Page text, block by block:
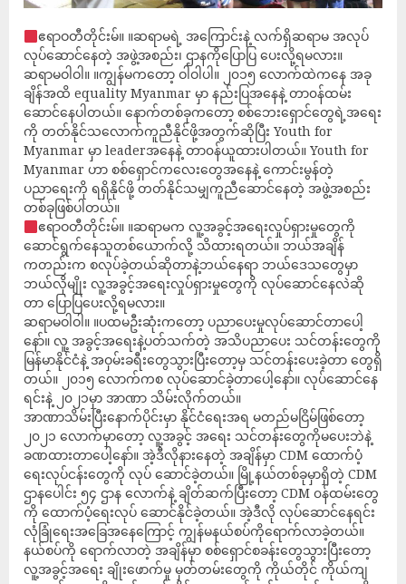
ဧရာဝတီတိုင်းမ်။ ။ဆရာမရဲ့ အကြောင်းနဲ့ လက်ရှိဆရာမ အလုပ်
လုပ်ဆောင်နေတဲ့ အဖွဲ့အစည်း၊ ဌာနကိုပြောပြ ပေးလို့ရမလား။
ဆရာမဝါဝါ။ ။ကျွန်မကတော့ ဝါဝါပါ။ ၂၀၁၅ လောက်ထဲကနေ အခု
ချိန်အထိ equality Myanmar မှာ နည်းပြအနေနဲ့ တာ၀န်ထမ်း
ဆောင်နေပါတယ်။ နောက်တစ်ခုကတော့ စစ်ဘေးရှောင်တွေရဲ့အရေး
ကို တတ်‌နိုင်သလောက်ကူညီနိုင်ဖို့အတွက်ဆိုပြီး Youth for
Myanmar မှာ leaderအနေနဲ့ တာ၀န်ယူထားပါတယ်။ Youth for
Myanmar ဟာ စစ်ရှောင်ကလေးတွေအနေနဲ့ ကောင်းမွန်တဲ့
ပညာရေးကို ရရှိနိုင်ဖို့ တတ်နိုင်သမျှကူညီဆောင်နေတဲ့ အဖွဲ့အစည်း
တစ်ခုဖြစ်ပါတယ်။
ဧရာဝတီတိုင်းမ်။ ။ဆရာမက လူ့အခွင့်အရေးလှုပ်ရှားမှုတွေကို
ဆောင်ရွက်နေသူတစ်ယောက်လို့ သိထားရတယ်။ ဘယ်အချိန်
ကတည်းက စလုပ်ခဲ့တယ်ဆိုတာနဲ့ဘယ်နေရာ ဘယ်ဒေသတွေမှာ
ဘယ်လိုမျိုး လူ့အခွင့်အရေးလှုပ်ရှားမှုတွေကို လုပ်ဆောင်နေလဲဆို
တာ ပြောပြပေးလို့ရမလား။
ဆရာမဝါဝါ။ ။ပထမဦးဆုံးကတော့ ပညာပေးမှုလုပ်ဆောင်တာပေါ့
နော်။ လူ့ အခွင့်အရေးနဲ့ပတ်သက်တဲ့ အသိပညာပေး သင်တန်းတွေကို
မြန်မာနိုင်ငံနဲ့ အဝှမ်းခရီးတွေသွားပြီးတော့မှ သင်တန်းပေးခဲ့တာ တွေရှိ
တယ်။ ၂၀၁၅ ‌လောက်ကစ လုပ်ဆောင်ခဲ့တာပေါ့နော်။ လုပ်ဆောင်နေ
ရင်းနဲ့ ၂၀၂၁မှာ အာဏာ သိမ်းလိုက်တယ်။
အာဏာသိမ်းပြီးနောက်ပိုင်းမှာ နိုင်ငံရေးအရ မတည်မငြိမ်ဖြစ်တော့
၂၀၂၁ လောက်မှာတော့ လူ့အခွင့် အရေး သင်တန်းတွေကိုမပေးဘဲနဲ့
ခဏထားတာပေါ့နော်။ အဲ့ဒီလိုနားနေတဲ့ အချိန်မှာ CDM ထောက်ပံ့
ရေးလုပ်ငန်းတွေကို လုပ် ဆောင်ခဲ့တယ်။ မြို့နယ်တစ်ခုမှာရှိတဲ့ CDM
ဌာနပေါင်း ၅၄ ဌာန လောက်နဲ့ ချိတ်ဆက်ပြီးတော့ CDM ၀န်ထမ်းတွေ
ကို ထောက်ပံ့ရေးလုပ် ဆောင်နိုင်ခဲ့တယ်။ အဲ့ဒီလို လုပ်ဆောင်နေရင်း
လုံခြုံရေးအခြေအနေကြောင့် ကျွန်မနယ်စပ်ကိုရောက်လာခဲ့တယ်။
နယ်စပ်ကို ရောက်လာတဲ့ အချိန်မှာ စစ်ရှောင်စခန်းတွေသွားပြီးတော့
လူ့အခွင့်အရေး ချိုးဖောက်မှု မှတ်တမ်းတွေကို ကိုယ်တိုင် ကိုယ်ကျ